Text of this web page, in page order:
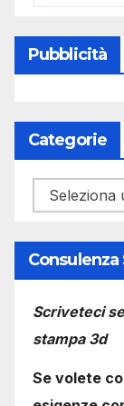
Pubblicità
Categorie
Categorie
Consulenza
Scriveteci
stampa 3d
Se volete